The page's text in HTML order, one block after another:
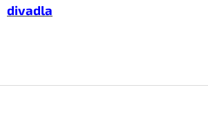
divadla